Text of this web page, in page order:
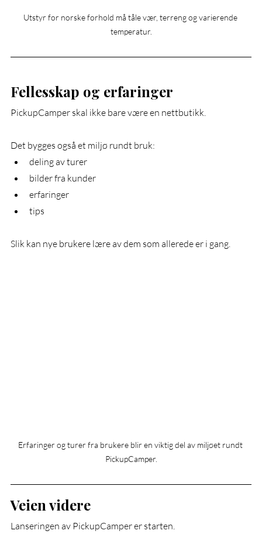
Utstyr for norske forhold må tåle vær, terreng og varierende
temperatur.
Fellesskap og erfaringer
PickupCamper skal ikke bare være en nettbutikk.
Det bygges også et miljø rundt bruk:
deling av turer
bilder fra kunder
erfaringer
tips
Slik kan nye brukere lære av dem som allerede er i gang.
Erfaringer og turer fra brukere blir en viktig del av miljøet rundt
PickupCamper.
Veien videre
Lanseringen av PickupCamper er starten.